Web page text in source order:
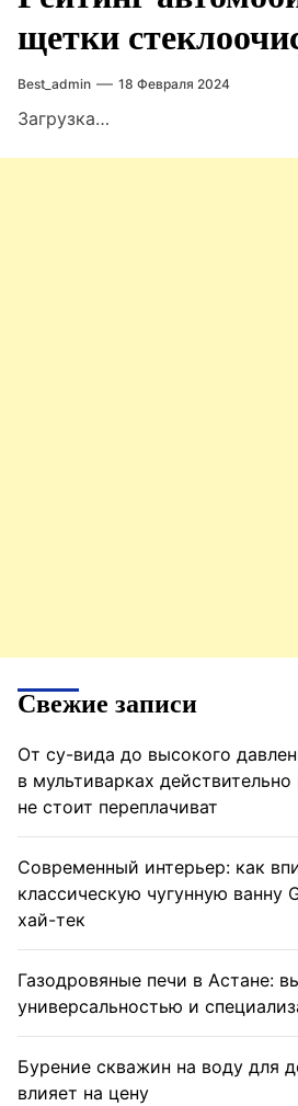
щетки
Best_admin 18 Февраля 2024
Загрузка…
Свежие записи
От су-вида до высокого
в мультиварках
не стоит переплачиват
Современный интерьер: как
классическую чугунную ванну
хай-тек
Газодровяные печи в Астане:
универсальностью и
Бурение скважин на воду для
влияет на цену